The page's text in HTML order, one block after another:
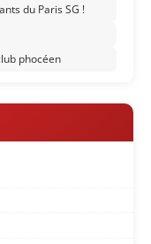
du Paris SG !
phocéen